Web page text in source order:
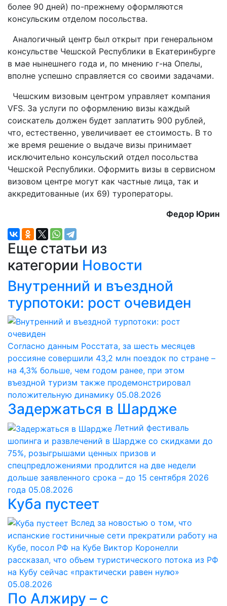
более 90 дней) по-прежнему оформляются
консульским отделом посольства.
Аналогичный центр был открыт при генеральном
консульстве Чешской Республики в Екатеринбурге
в мае нынешнего года и, по мнению г-на Опелы,
вполне успешно справляется со своими задачами.
Чешским визовым центром управляет компания
VFS. За услуги по оформлению визы каждый
соискатель должен будет заплатить 900 рублей,
что, естественно, увеличивает ее стоимость. В то
же время решение о выдаче визы принимает
исключительно консульский отдел посольства
Чешской Республики. Оформить визы в сервисном
визовом центре могут как частные лица, так и
аккредитованные (их 69) туроператоры.
Федор Юрин
Еще статьи из
категории Новости
Внутренний и въездной
турпотоки: рост очевиден
Согласно данным Росстата, за шесть месяцев
россияне совершили 43,2 млн поездок по стране –
на 4,3% больше, чем годом ранее, при этом
въездной туризм также продемонстрировал
положительную динамику 05.08.2026
Задержаться в Шардже
Летний фестиваль
шопинга и развлечений в Шардже со скидками до
75%, розыгрышами ценных призов и
спецпредложениями продлится на две недели
дольше заявленного срока – до 15 сентября 2026
года 05.08.2026
Куба пустеет
Вслед за новостью о том, что
испанские гостиничные сети прекратили работу на
Кубе, посол РФ на Кубе Виктор Коронелли
рассказал, что объем туристического потока из РФ
на Кубу сейчас «практически равен нулю»
05.08.2026
По Алжиру – с